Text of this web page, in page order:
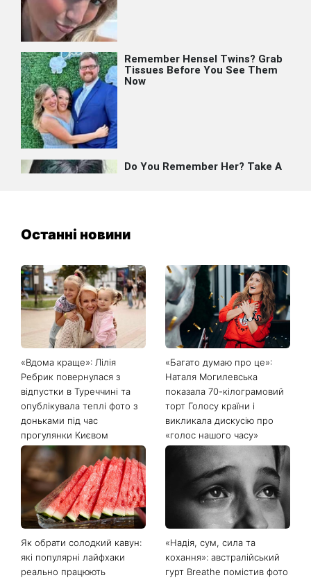
Останні новини
«Вдома краще»: Лілія
Ребрик повернулася з
відпустки в Туреччині та
опублікувала теплі фото з
доньками під час
прогулянки Києвом
«Багато думаю про це»:
Наталя Могилевська
показала 70-кілограмовий
торт Голосу країни і
викликала дискусію про
«голос нашого часу»
Як обрати солодкий кавун:
які популярні лайфхаки
реально працюють
«Надія, сум, сила та
кохання»: австралійський
гурт Breathe помістив фото